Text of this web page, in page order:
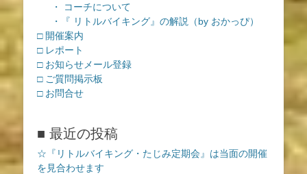
・ コーチについて
・『 リトルバイキング』の解説（by おかっぴ）
□ 開催案内
□ レポート
□ お知らせメール登録
□ ご質問掲示板
□ お問合せ
■ 最近の投稿
☆『リトルバイキング・たじみ定期会』は当面の開催
を見合わせます